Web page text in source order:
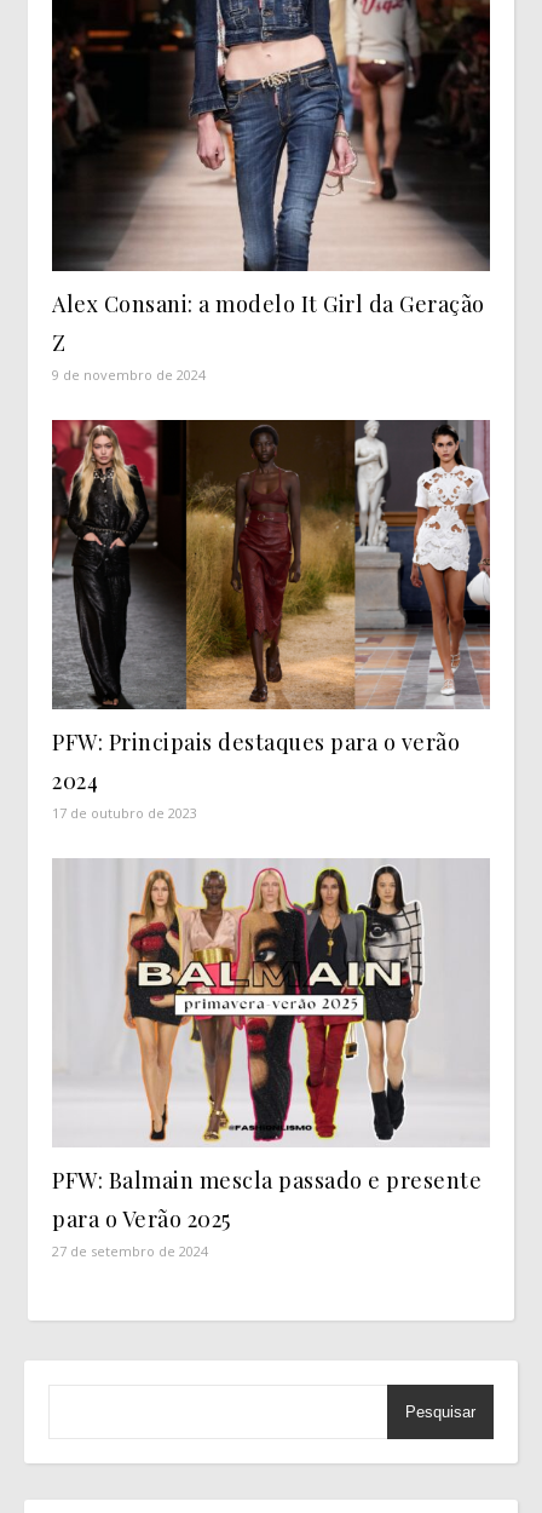
Alex Consani: a modelo It Girl da Geração
Z
9 de novembro de 2024
PFW: Principais destaques para o verão
2024
17 de outubro de 2023
PFW: Balmain mescla passado e presente
para o Verão 2025
27 de setembro de 2024
Pesquisar